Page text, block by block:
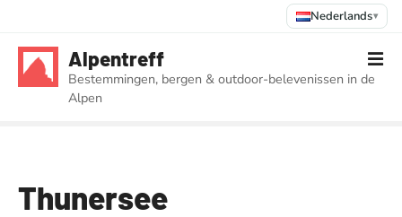
Nederlands▾
Alpentreff
Bestemmingen, bergen & outdoor-belevenissen in de
Alpen
Thunersee